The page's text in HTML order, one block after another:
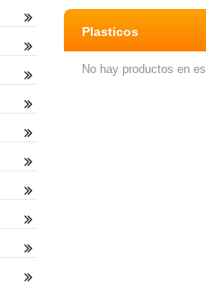
Plasticos
No hay productos en